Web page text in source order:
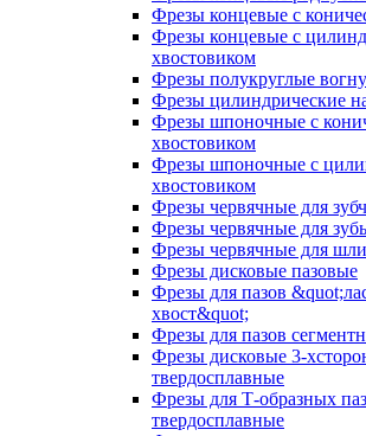
Фрезы концевые с
Фрезы концевые с
хвостовиком
Фрезы полукруглые
Фрезы цилиндрические
Фрезы шпоночные с
хвостовиком
Фрезы шпоночные с
хвостовиком
Фрезы червячные для
Фрезы червячные для
Фрезы червячные для
Фрезы дисковые пазовые
Фрезы для пазов
хвост&quot;
Фрезы для пазов
Фрезы дисковые 3-
твердосплавные
Фрезы для Т-образных
твердосплавные